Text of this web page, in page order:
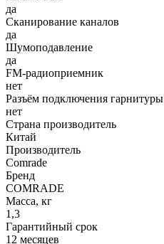
да
Сканирование каналов
да
Шумоподавление
да
FM-радиоприемник
нет
Разъём подключения гарнитуры
нет
Страна производитель
Китай
Производитель
Comrade
Бренд
COMRADE
Масса, кг
1,3
Гарантийный срок
12 месяцев